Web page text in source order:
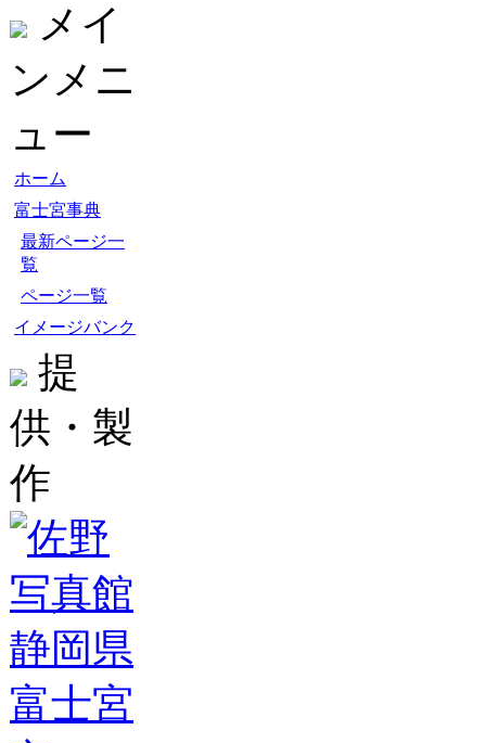
メイ
ンメニ
ュー
ホーム
富士宮事典
最新ページ一
覧
ページ一覧
イメージバンク
提
供・製
作